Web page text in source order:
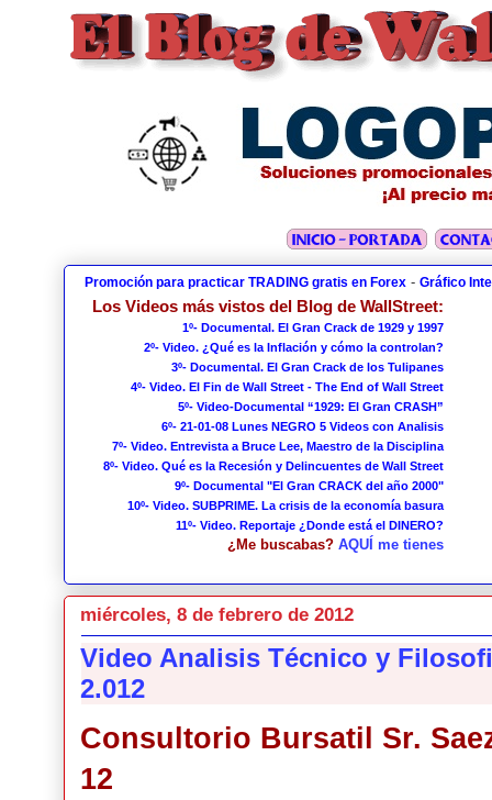
Promoción para practicar TRADING gratis en Forex - Gráfico
Los Videos más vistos del Blog de WallStreet:
1º- Documental. El Gran Crack de 1929 y 1997
2º- Video. ¿Qué es la Inflación y cómo la controlan?
3º- Documental. El Gran Crack de los Tulipanes
4º- Video. El Fin de Wall Street - The End of Wall Street
5º- Video-Documental “1929: El Gran CRASH”
6º- 21-01-08 Lunes NEGRO 5 Videos con Analisis
7º- Video. Entrevista a Bruce Lee, Maestro de la Disciplina
8º- Video. Qué es la Recesión y Delincuentes de Wall Street
9º- Documental "El Gran CRACK del año 2000"
10º- Video. SUBPRIME. La crisis de la economía basura
11º- Video. Reportaje ¿Donde está el DINERO?
¿Me buscabas?AQUÍ me tienes
miércoles, 8 de febrero de 2012
Video Analisis Técnico y
2.012
Consultorio Bursatil Sr.
12